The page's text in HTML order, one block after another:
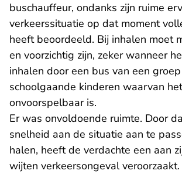
buschauffeur, ondanks zijn ruime
verkeerssituatie op dat moment
heeft beoordeeld. Bij inhalen moet
en voorzichtig zijn, zeker wanneer
inhalen door een bus van een
schoolgaande kinderen waarvan
onvoorspelbaar is.
Er was onvoldoende ruimte. Door
snelheid aan de situatie aan te
halen, heeft de verdachte een aan
wijten verkeersongeval